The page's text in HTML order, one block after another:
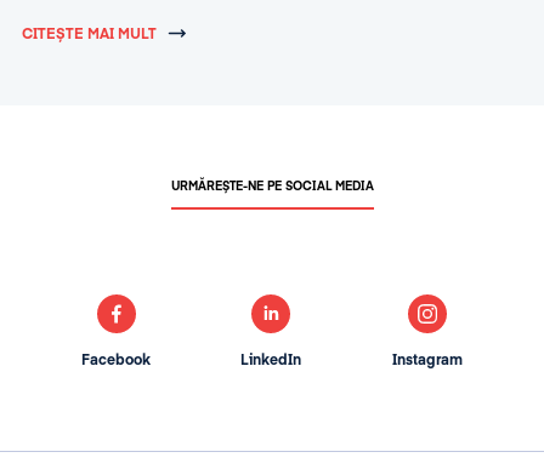
CITEȘTE MAI MULT
URMĂREȘTE-NE PE SOCIAL MEDIA
Facebook LinkedIn Instagram